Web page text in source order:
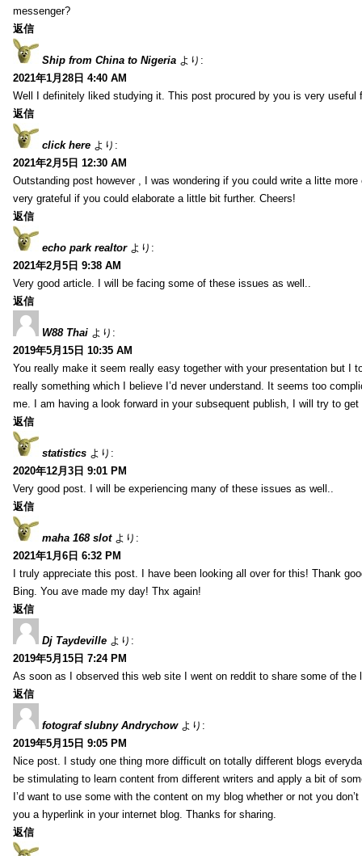
messenger?
返信
Ship from China to Nigeria より:
2021年1月28日 4:40 AM
Well I definitely liked studying it. This post procured by you is very useful
返信
click here より:
2021年2月5日 12:30 AM
Outstanding post however , I was wondering if you could write a litte
very grateful if you could elaborate a little bit further. Cheers!
返信
echo park realtor より:
2021年2月5日 9:38 AM
Very good article. I will be facing some of these issues as well..
返信
W88 Thai より:
2019年5月15日 10:35 AM
You really make it seem really easy together with your presentation but I
really something which I believe I’d never understand. It seems too
me. I am having a look forward in your subsequent publish, I will try to
返信
statistics より:
2020年12月3日 9:01 PM
Very good post. I will be experiencing many of these issues as well..
返信
maha 168 slot より:
2021年1月6日 6:32 PM
I truly appreciate this post. I have been looking all over for this! Thank
Bing. You ave made my day! Thx again!
返信
Dj Taydeville より:
2019年5月15日 7:24 PM
As soon as I observed this web site I went on reddit to share some of the
返信
fotograf slubny Andrychow より:
2019年5月15日 9:05 PM
Nice post. I study one thing more difficult on totally different blogs
be stimulating to learn content from different writers and apply a bit of
I’d want to use some with the content on my blog whether or not you
you a hyperlink in your internet blog. Thanks for sharing.
返信